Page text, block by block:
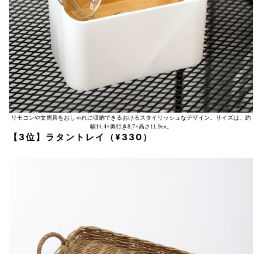
リモコンや文房具をおしゃれに収納できるおけるスタイリッシュなデザイン。サイズは、約
幅14.4×奥行き8.7×高さ11.9㎝。
【3位】ラタントレイ（¥330）